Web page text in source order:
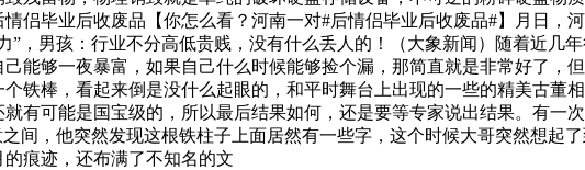
侣毕业后收废品【你怎么看？河南一对#后情侣毕业后收废品#】月日，
，男孩：行业不分高低贵贱，没有什么丢人的！（大象新闻）随着近几
能够一夜暴富，如果自己什么时候能够捡个漏，那简直就是非常好了，
铁棒，看起来倒是没什么起眼的，和平时舞台上出现的一些的精美古董
有可能是国宝级的，所以最后结果如何，还是要等专家说出结果。有一
间，他突然发现这根铁柱子上面居然有一些字，这个时候大哥突然想起
痕迹，还布满了不知名的文